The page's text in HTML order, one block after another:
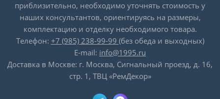
приблизительно, необходимо уточнять стоимость у
наших консультантов, ориентируясь на размеры,
комплектацию и отделку необходимого товара.
Телефон: +7 (985) 238-99-99 (без обеда и выходных)
E-mail: info@1995.ru
Доставка в Москве: г. Москва, Сигнальный проезд, д. 16,
стр. 1, ТВЦ «РемДекор»